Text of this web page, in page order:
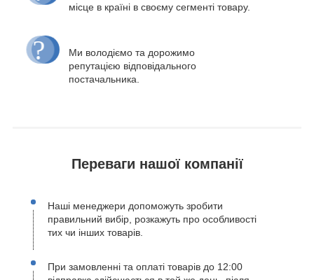
місце в країні в своєму сегменті товару.
Ми володіємо та дорожимо
репутацією відповідального
постачальника.
Переваги нашої компанії
Наші менеджери допоможуть зробити
правильний вибір, розкажуть про особливості
тих чи інших товарів.
При замовленні та оплаті товарів до 12:00